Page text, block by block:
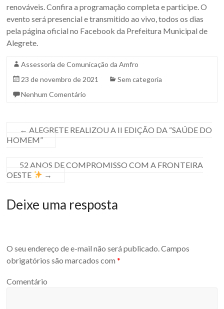
renováveis. Confira a programação completa e participe. O
evento será presencial e transmitido ao vivo, todos os dias
pela página oficial no Facebook da Prefeitura Municipal de
Alegrete.
Assessoria de Comunicação da Amfro
23 de novembro de 2021
Sem categoria
Nenhum Comentário
← ALEGRETE REALIZOU A II EDIÇÃO DA “SAÚDE DO
HOMEM”
52 ANOS DE COMPROMISSO COM A FRONTEIRA
OESTE
→
Deixe uma resposta
O seu endereço de e-mail não será publicado.Campos
obrigatórios são marcados com*
Comentário